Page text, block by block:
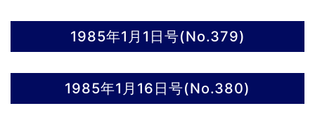
1985年1月1日号(No.379)
1985年1月16日号(No.380)